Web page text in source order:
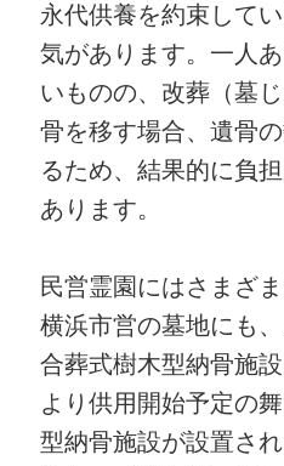
永代供養を約束して
気があります。一人
いものの、改葬（墓
骨を移す場合、遺骨
るため、結果的に負
あります。
民営霊園にはさまざ
横浜市営の墓地にも
合葬式樹木型納骨施
より供用開始予定の
型納骨施設が設置され